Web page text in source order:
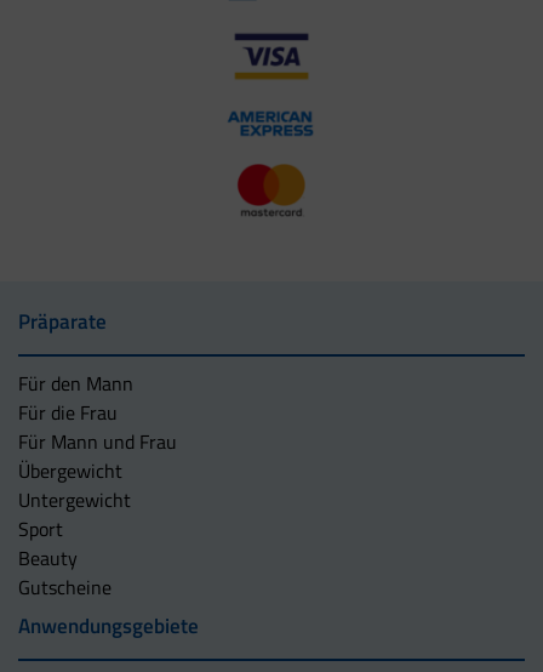
Präparate
Für den Mann
Für die Frau
Für Mann und Frau
Übergewicht
Untergewicht
Sport
Beauty
Gutscheine
Anwendungsgebiete